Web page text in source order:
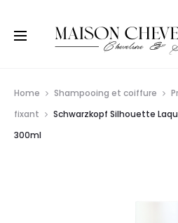
Home Shampooing et coiffure
fixant
Schwarzkopf Silhouette
300ml